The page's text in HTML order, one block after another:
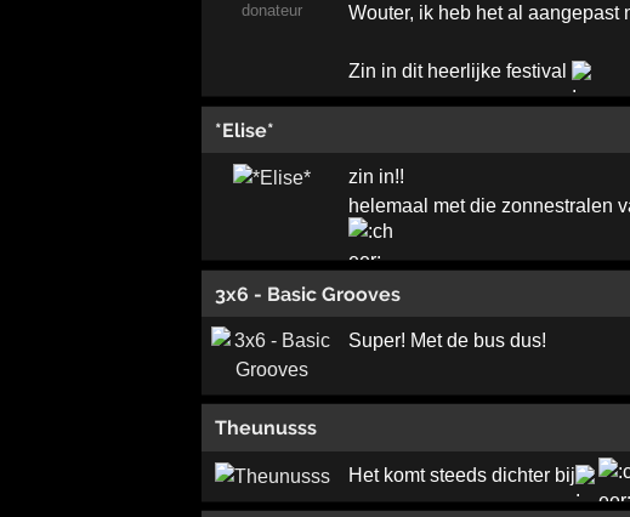
donateur Wouter, ik heb het al aangepast
Zin in dit heerlijke festival
*Elise*
zin in!!
helemaal met die zonnestralen
3x6 - Basic Grooves
Super! Met de bus dus!
Theunusss
Het komt steeds dichter bij